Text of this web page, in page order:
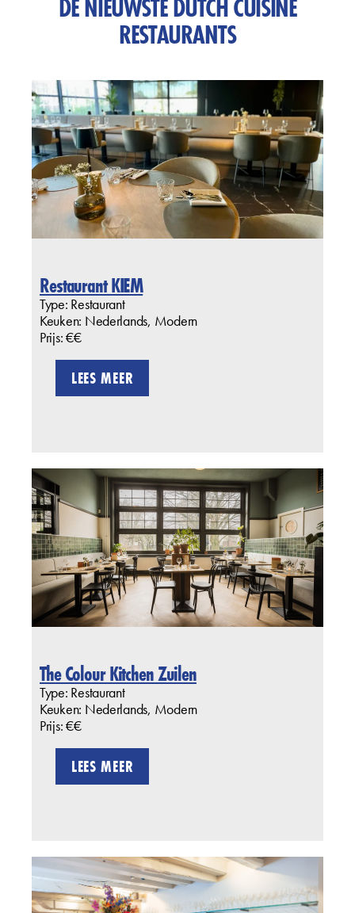
DE NIEUWSTE DUTCH CUISINE
RESTAURANTS
Restaurant KIEM
Type: Restaurant
Keuken: Nederlands, Modern
Prijs: €€
LEES MEER
The Colour Kitchen Zuilen
Type: Restaurant
Keuken: Nederlands, Modern
Prijs: €€
LEES MEER